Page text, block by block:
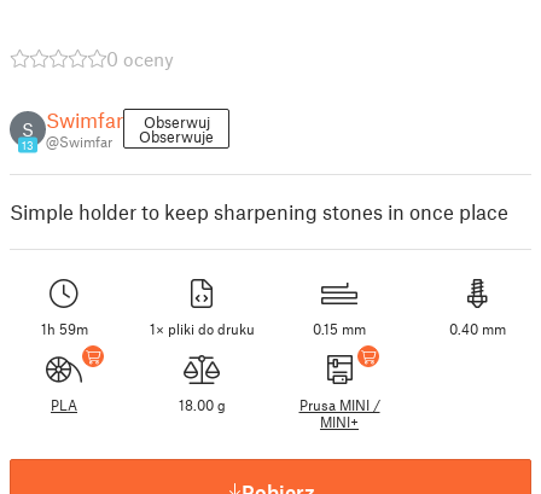
0 oceny
S
13
Swimfar
@Swimfar
Obserwuj
Obserwuje
Simple holder to keep sharpening stones in once place
1h 59m 1× pliki do druku 0.15 mm 0.40 mm
PLA 18.00 g
Prusa MINI /
MINI+